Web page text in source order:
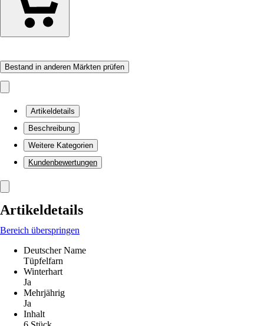
Bestand in anderen Märkten prüfen
Artikeldetails
Beschreibung
Weitere Kategorien
Kundenbewertungen
Artikeldetails
Bereich überspringen
Deutscher Name
Tüpfelfarn
Winterhart
Ja
Mehrjährig
Ja
Inhalt